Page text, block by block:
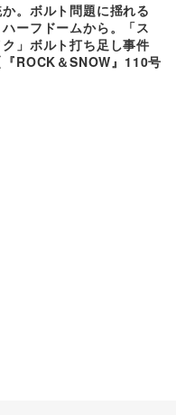
。ボルト問題に揺れる
ーフドームから。「ス
」ボルト打ち足し事件
『ROCK＆SNOW』110号